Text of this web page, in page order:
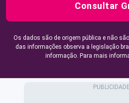
Consultar
Os dados são de origem pública e não
das informações observa a legislação
informação. Para mais